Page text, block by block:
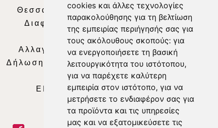
cookies και άλλες τεχνολογίες
παρακολούθησης για τη βελτίωση
της εμπειρίας περιήγησής σας για
τους ακόλουθους σκοπούς: για
να ενεργοποιήσετε τη βασική
λειτουργικότητα του ιστότοπου,
για να παρέχετε καλύτερη
εμπειρία στον ιστότοπο, για να
μετρήσετε το ενδιαφέρον σας για
τα προϊόντα και τις υπηρεσίες
μας και να εξατομικεύσετε τις
Θεσσαλία Τηλεόραση|SNG Services
Διαφήμιση | Όροι Χρήσης |Δήλωση
Απορρήτου |
Περιεχόμενο
Αλλαγή Προτιμήσεων για τα Cookies
Δήλωση συμμόρφωσης με τη σύσταση (ΕΕ)
2018/334|Ταυτότητα
ΕΝΗΜΕΡΩΣΗ |WEB TV| LIVE